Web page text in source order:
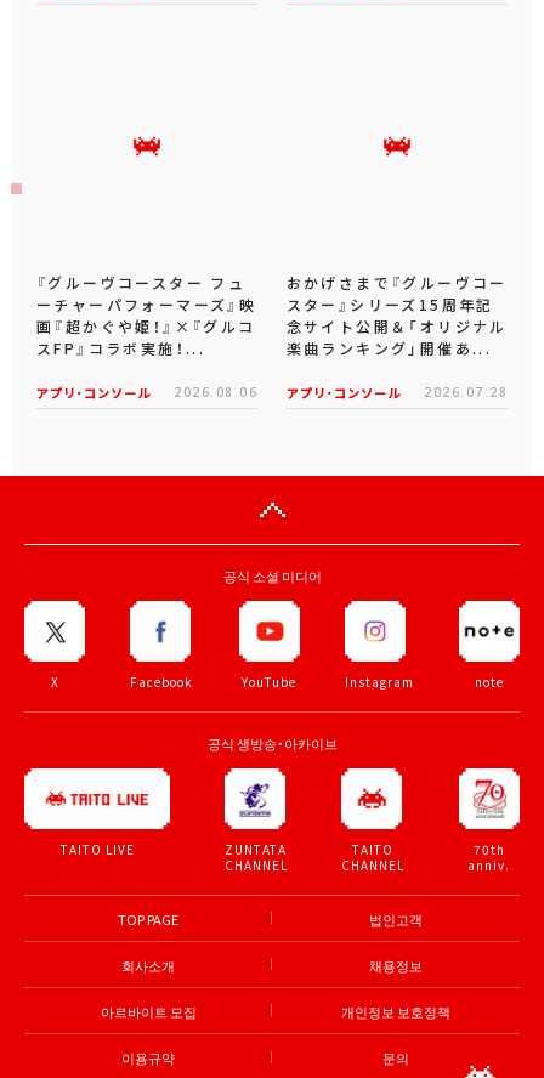
『グルーヴコースター フュ
ーチャーパフォーマーズ』映
画『超かぐや姫！』×『グルコ
スFP』コラボ実施！...
アプリ･コンソール 2026.08.06
おかげさまで『グルーヴコー
スター』シリーズ15周年記
念サイト公開＆「オリジナル
楽曲ランキング」開催あ...
アプリ･コンソール 2026.07.28
공식 소셜 미디어
X Facebook YouTube Instagram note
공식 생방송・아카이브
TAITO LIVE
ZUNTATA
CHANNEL
TAITO
CHANNEL
70th
anniv.
TOP PAGE 법인고객
회사소개 채용정보
아르바이트 모집 개인정보 보호정책
이용규약 문의